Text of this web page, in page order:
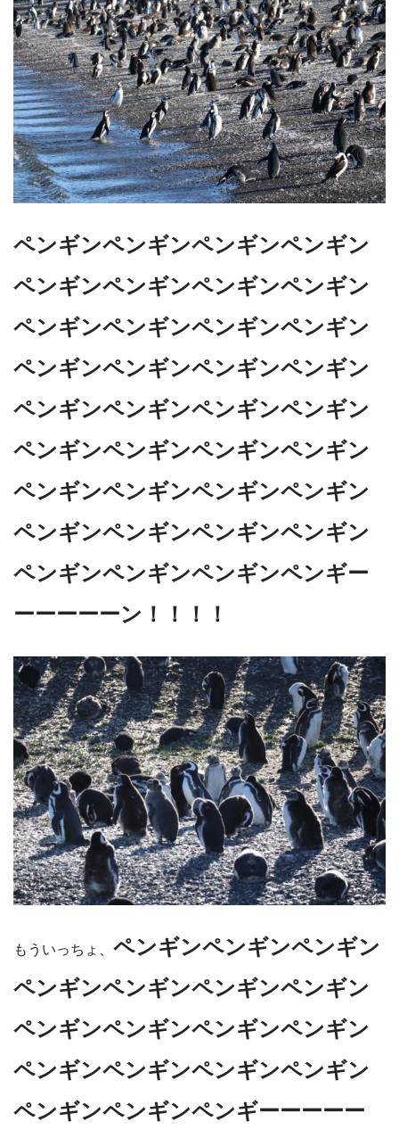
ペンギンペンギンペンギンペンギン
ペンギンペンギンペンギンペンギン
ペンギンペンギンペンギンペンギン
ペンギンペンギンペンギンペンギン
ペンギンペンギンペンギンペンギン
ペンギンペンギンペンギンペンギン
ペンギンペンギンペンギンペンギン
ペンギンペンギンペンギンペンギン
ペンギンペンギンペンギンペンギー
ーーーーーン！！！！
もういっちょ、 ペンギンペンギンペンギン
ペンギンペンギンペンギンペンギン
ペンギンペンギンペンギンペンギン
ペンギンペンギンペンギンペンギン
ペンギンペンギンペンギーーーーー